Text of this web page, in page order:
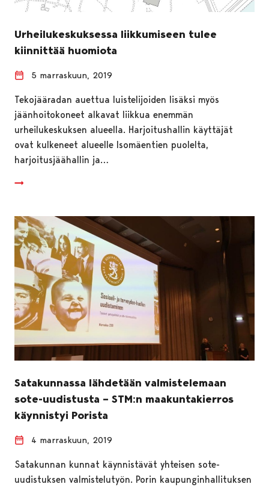
Urheilukeskuksessa liikkumiseen tulee
kiinnittää huomiota
5 marraskuun, 2019
Tekojääradan auettua luistelijoiden lisäksi myös
jäänhoitokoneet alkavat liikkua enemmän
urheilukeskuksen alueella. Harjoitushallin käyttäjät
ovat kulkeneet alueelle Isomäentien puolelta,
harjoitusjäähallin ja…
Satakunnassa lähdetään valmistelemaan
sote-uudistusta – STM:n maakuntakierros
käynnistyi Porista
4 marraskuun, 2019
Satakunnan kunnat käynnistävät yhteisen sote-
uudistuksen valmistelutyön. Porin kaupunginhallituksen